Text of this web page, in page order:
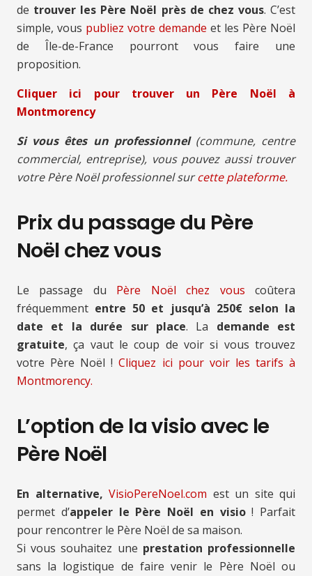
de trouver les Père Noël près de chez vous. C’est
simple, vous publiez votre demande et les Père Noël
de Île-de-France pourront vous faire une
proposition.
Cliquer ici pour trouver un Père Noël à
Montmorency
Si vous êtes un professionnel(commune, centre
commercial, entreprise), vous pouvez aussi trouver
votre Père Noël professionnel surcette plateforme.
Prix du passage du Père
Noël chez vous
Le passage du Père Noël chez vous coûtera
fréquemment entre 50 et jusqu’à 250€ selon la
date et la durée sur place. La demande est
gratuite, ça vaut le coup de voir si vous trouvez
votre Père Noël !Cliquez ici pour voir les tarifs à
Montmorency.
L’option de la visio avec le
Père Noël
En alternative, VisioPereNoel.com est un site qui
permet d’appeler le Père Noël en visio! Parfait
pour rencontrer le Père Noël de sa maison.
Si vous souhaitez une prestation professionnelle
sans la logistique de faire venir le Père Noël ou